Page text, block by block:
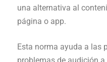
una alternativa al
página o app.
Esta norma ayuda a las